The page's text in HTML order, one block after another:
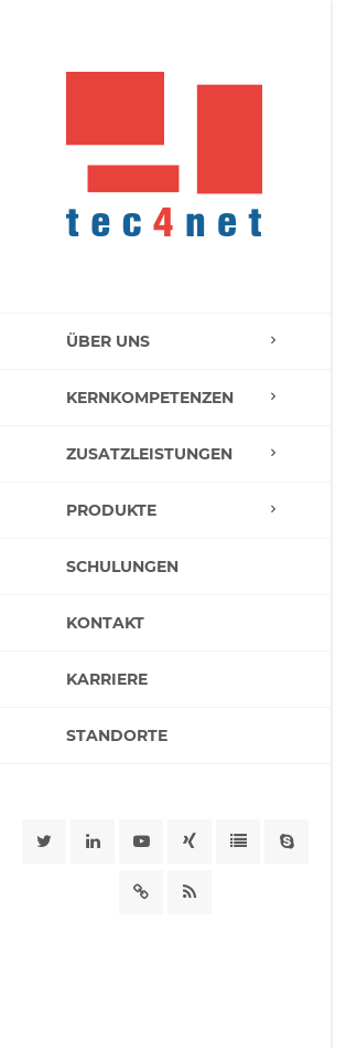
ÜBER UNS
KERNKOMPETENZEN
ZUSATZLEISTUNGEN
PRODUKTE
SCHULUNGEN
KONTAKT
KARRIERE
STANDORTE